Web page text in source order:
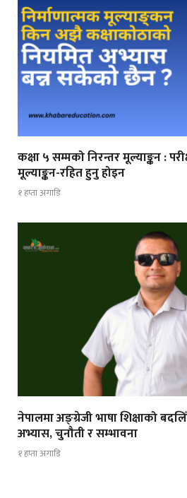
कक्षा ५ सम्मको निरन्तर मूल्याङ्कन :
मूल्याङ्कन-रहित हुनु होइन
१ हप्ता अगाडि
नेपालमा अङ्ग्रेजी भाषा शिक्षाको
अभ्यास, चुनौती र सम्भावना
१ हप्ता अगाडि